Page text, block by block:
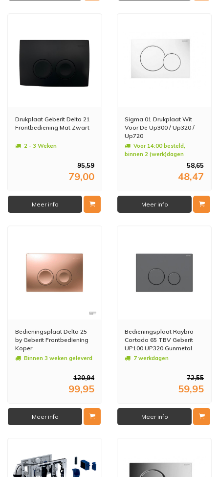
Drukplaat Geberit Delta 21
Frontbediening Mat Zwart
2 - 3 Weken
95,59
79,00
Meer info
Sigma 01 Drukplaat Wit
Voor De Up300 / Up320 /
Up720
Voor 14:00 besteld,
binnen 2 (werk)dagen
58,65
48,47
Meer info
Bedieningsplaat Delta 25
by Geberit Frontbediening
Koper
Binnen 3 weken geleverd
120,94
99,95
Meer info
Bedieningsplaat Raybro
Cortado 65 TBV Geberit
UP100 UP320 Gunmetal
7 werkdagen
72,55
59,95
Meer info